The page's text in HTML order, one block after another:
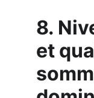
8.
et